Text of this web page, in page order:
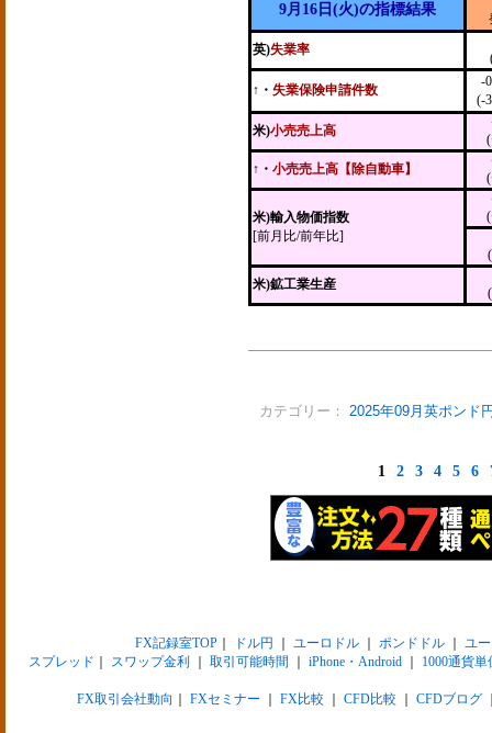
9月16日(火)の指標結果
英)失業率
↑・ 失業保険申請件数
-
(-
米)小売売上高
↑・ 小売売上高【除自動車】
米)輸入物価指数
[前月比/前年比]
米)鉱工業生産
カテゴリー： 2025年09月英ポンド
1 2 3 4 5 6
FX記録室TOP｜ ドル円 ユーロドル｜ ポンドドル｜ ユ
スプレッド
スワップ金利 取引可能時間 iPhone・Android 1000通貨単
FX取引会社動向 FXセミナー FX比較 CFD比較 CFDブログ